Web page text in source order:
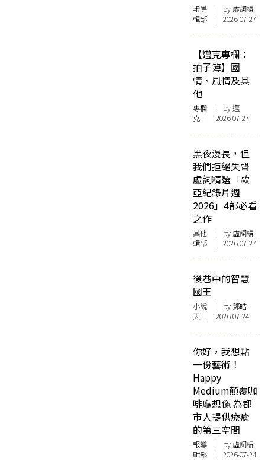
報導 | by 虛詞編
輯部 | 2026-07-27
【邁克專欄：
拍子簿】國
情、風情及其
他
專欄 | by邁
克 | 2026-07-27
黑夜漫長，但
我們拒絕失聲
虛詞精選「歐
亞紀錄片週
2026」4部必看
之作
其他 | by 虛詞編
輯部 | 2026-07-27
後巷中的智慧
國王
小說 | by 鄧皓
天 | 2026-07-24
你好，我想點
一份藝術！
Happy
Medium顛覆咖
啡廳想像 為都
市人提供療癒
的第三空間
報導 | by 虛詞編
輯部 | 2026-07-24